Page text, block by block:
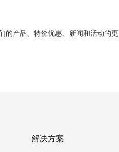
的产品、特价优惠、新闻和活动的
解决方案